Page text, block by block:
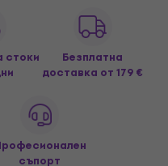
стоки
Безплатна
доставка от 179 €
съпорт